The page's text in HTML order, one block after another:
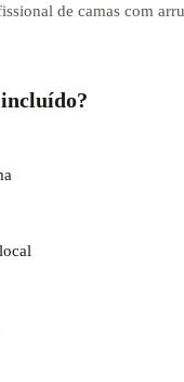
de camas com